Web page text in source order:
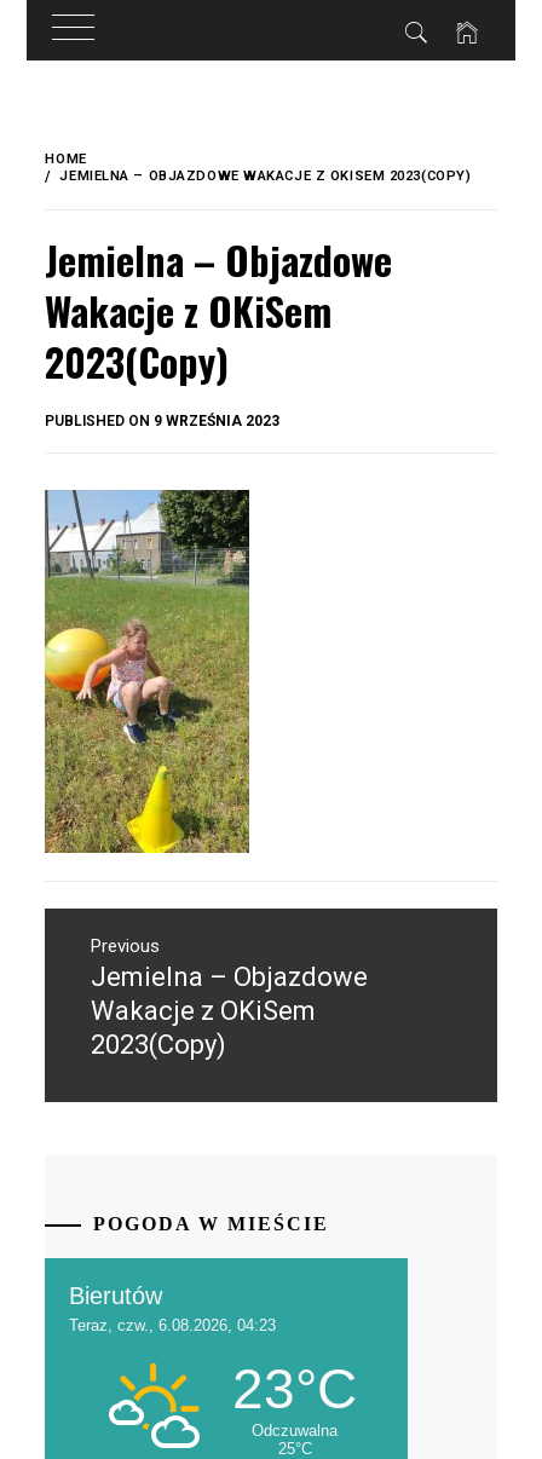
treści
content
HOME
JEMIELNA – OBJAZDOWE WAKACJE Z OKISEM 2023(COPY)
Jemielna – Objazdowe
Wakacje z OKiSem
2023(Copy)
PUBLISHED ON 9 WRZEŚNIA 2023
wpisuPrevious
Previous
post:
Jemielna – Objazdowe
Wakacje z OKiSem
2023(Copy)
POGODA W MIEŚCIE